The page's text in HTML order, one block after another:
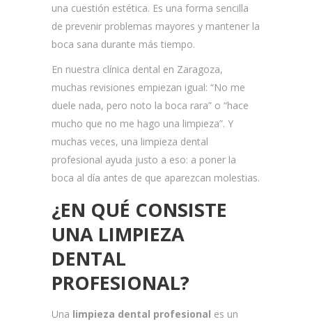
una cuestión estética. Es una forma sencilla
de prevenir problemas mayores y mantener la
boca sana durante más tiempo.
En nuestra clínica dental en Zaragoza,
muchas revisiones empiezan igual: “No me
duele nada, pero noto la boca rara” o “hace
mucho que no me hago una limpieza”. Y
muchas veces, una limpieza dental
profesional ayuda justo a eso: a poner la
boca al día antes de que aparezcan molestias.
¿EN QUÉ CONSISTE
UNA LIMPIEZA
DENTAL
PROFESIONAL?
Una limpieza dental profesional es un